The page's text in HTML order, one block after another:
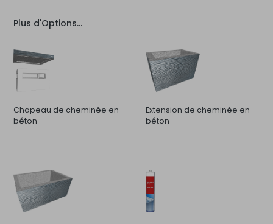
Plus d'Options...
Chapeau de cheminée en
béton
Extension de cheminée en
béton